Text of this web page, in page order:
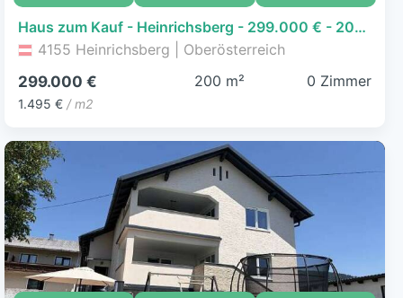
Haus zum Kauf - Heinrichsberg - 299.000 € - 200 m², 2.750 m² Grundstück
4155 Heinrichsberg | Oberösterreich
299.000 €
1.495 € / m2
200 m² 0 Zimmer